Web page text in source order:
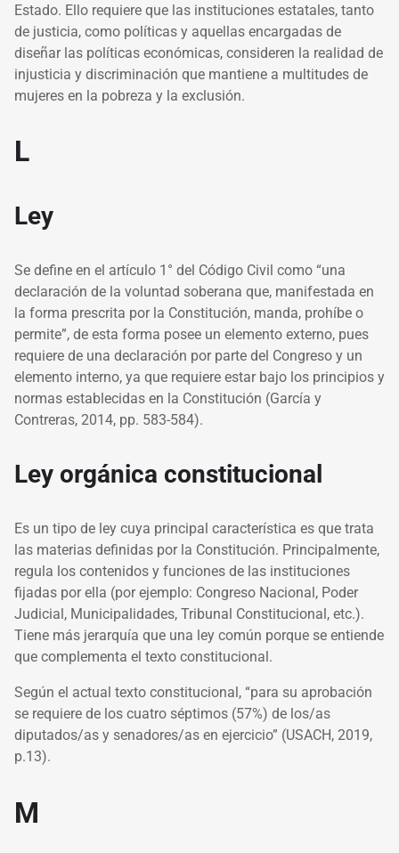
Estado. Ello requiere que las instituciones estatales, tanto
de justicia, como políticas y aquellas encargadas de
diseñar las políticas económicas, consideren la realidad de
injusticia y discriminación que mantiene a multitudes de
mujeres en la pobreza y la exclusión.
L
Ley
Se define en el artículo 1° del Código Civil como “una
declaración de la voluntad soberana que, manifestada en
la forma prescrita por la Constitución, manda, prohíbe o
permite”, de esta forma posee un elemento externo, pues
requiere de una declaración por parte del Congreso y un
elemento interno, ya que requiere estar bajo los principios y
normas establecidas en la Constitución (García y
Contreras, 2014, pp. 583-584).
Ley orgánica constitucional
Es un tipo de ley cuya principal característica es que trata
las materias definidas por la Constitución. Principalmente,
regula los contenidos y funciones de las instituciones
fijadas por ella (por ejemplo: Congreso Nacional, Poder
Judicial, Municipalidades, Tribunal Constitucional, etc.).
Tiene más jerarquía que una ley común porque se entiende
que complementa el texto constitucional.
Según el actual texto constitucional, “para su aprobación
se requiere de los cuatro séptimos (57%) de los/as
diputados/as y senadores/as en ejercicio” (USACH, 2019,
p.13).
M